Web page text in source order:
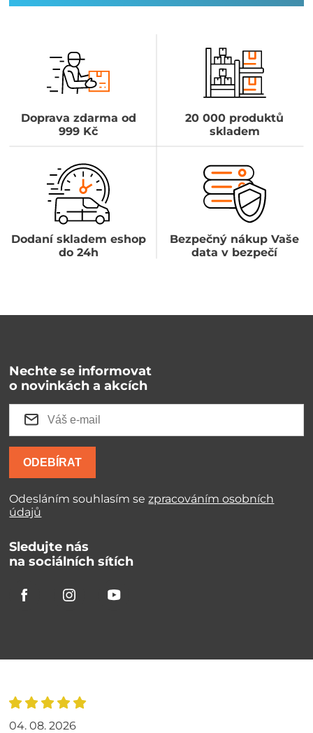
Doprava zdarma od
999 Kč
20 000 produktů
skladem
Dodaní skladem eshop
do 24h
Bezpečný nákup Vaše
data v bezpečí
Nechte se informovat
o novinkách a akcích
ODEBÍRAT
Odesláním souhlasím sezpracováním osobních
údajů
Sledujte nás
na sociálních sítích
04. 08. 2026